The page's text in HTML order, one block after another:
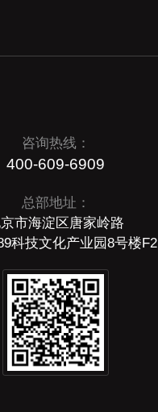
咨询热线：
400-609-6909
总部地址：
市海淀区唐家岭路
科技文化产业园8号楼F2